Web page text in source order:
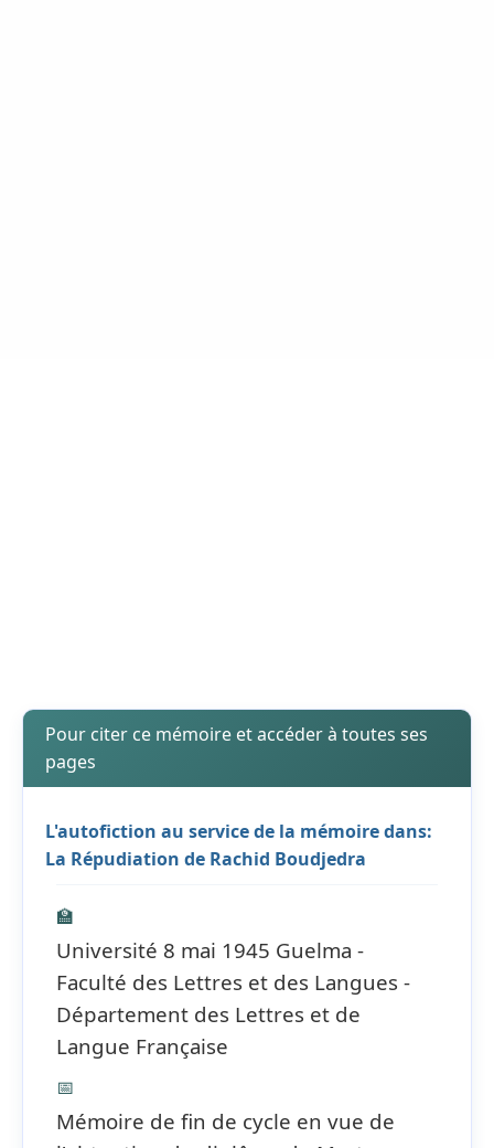
Pour citer ce mémoire et accéder à toutes ses
pages
L'autofiction au service de la mémoire dans:
La Répudiation de Rachid Boudjedra
🏫
Université 8 mai 1945 Guelma -
Faculté des Lettres et des Langues -
Département des Lettres et de
Langue Française
📅
Mémoire de fin de cycle en vue de